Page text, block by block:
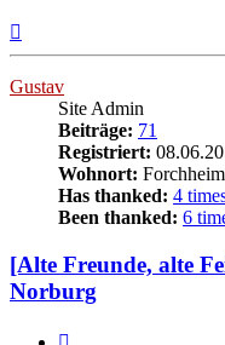
Gustav
Site Admin
Beiträge: 71
Registriert:
Wohnort: Forchheim
Has thanked: 4
Been thanked: 6
[Alte Freunde, alte
Norburg